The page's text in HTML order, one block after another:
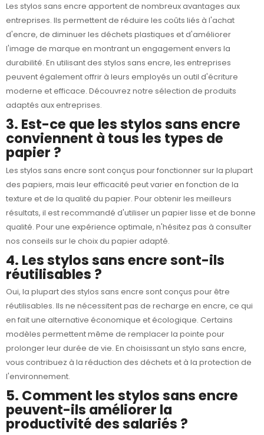
Les stylos sans encre apportent de nombreux avantages aux
entreprises. Ils permettent de réduire les coûts liés à l'achat
d'encre, de diminuer les déchets plastiques et d'améliorer
l'image de marque en montrant un engagement envers la
durabilité. En utilisant des stylos sans encre, les entreprises
peuvent également offrir à leurs employés un outil d'écriture
moderne et efficace. Découvrez notre sélection de produits
adaptés aux entreprises.
3. Est-ce que les stylos sans encre
conviennent à tous les types de
papier ?
Les stylos sans encre sont conçus pour fonctionner sur la plupart
des papiers, mais leur efficacité peut varier en fonction de la
texture et de la qualité du papier. Pour obtenir les meilleurs
résultats, il est recommandé d'utiliser un papier lisse et de bonne
qualité. Pour une expérience optimale, n'hésitez pas à consulter
nos conseils sur le choix du papier adapté.
4. Les stylos sans encre sont-ils
réutilisables ?
Oui, la plupart des stylos sans encre sont conçus pour être
réutilisables. Ils ne nécessitent pas de recharge en encre, ce qui
en fait une alternative économique et écologique. Certains
modèles permettent même de remplacer la pointe pour
prolonger leur durée de vie. En choisissant un stylo sans encre,
vous contribuez à la réduction des déchets et à la protection de
l'environnement.
5. Comment les stylos sans encre
peuvent-ils améliorer la
productivité des salariés ?